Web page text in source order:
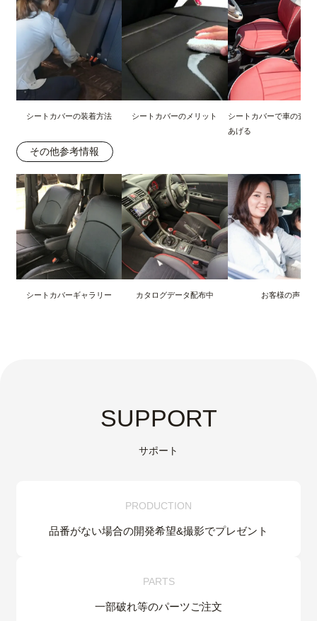
シートカバーの装着方法 シートカバーのメリット
シートカバーで車の査定
あげる
その他参考情報
シートカバーギャラリー カタログデータ配布中 お客様の声
SUPPORT
サポート
PRODUCTION
品番がない場合の開発希望&撮影でプレゼント
PARTS
一部破れ等のパーツご注文